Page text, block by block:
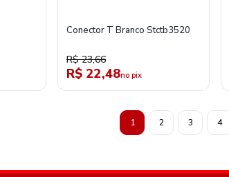
Conector T Branco Stctb3520
R$ 23,66
R$ 22,48no pix
1 2 3 4